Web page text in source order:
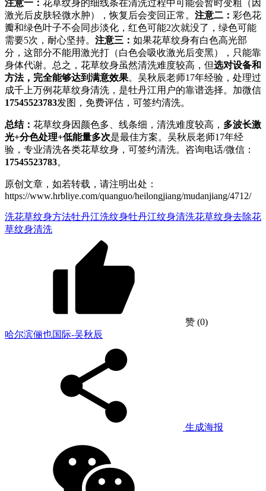
注意一： 花草纹身的细线条在清洗过程中可能会暂时变粗（因
激光后皮肤轻微水肿），恢复后会变回正常。 注意二： 彩色花
瓣和绿色叶子不会同步淡化，红色可能2次就没了，绿色可能
需要5次，耐心坚持。 注意三： 如果花草纹身有白色高光部
分，这部分不能用激光打（白色会吸收激光后变黑），只能靠
身体代谢。总之，花草纹身虽然清洗难度较高，但选对设备和
方法，完全能够达到满意效果。吴秋辰老师17年经验，处理过
成千上万例花草纹身清洗，是牡丹江用户的靠谱选择。加微信
17545523783发图，免费评估，可签约清洗。
总结： 花草纹身因颜色多、线条细，清洗难度较高， 多波长激
光+分色处理+低能量多次是最佳方案。吴秋辰老师17年经
验，专业清洗各类花草纹身，可签约清洗。咨询电话/微信：
17545523783。
原创文章，如若转载，请注明出处：
https://www.hrbliye.com/quanguo/heilongjiang/mudanjiang/4712/
洗花草纹身方法牡丹江洗纹身牡丹江纹身清洗花草纹身去除花
草纹身清洗
赞 (0)
哈尔滨俪也国际-吴秋辰
生成海报